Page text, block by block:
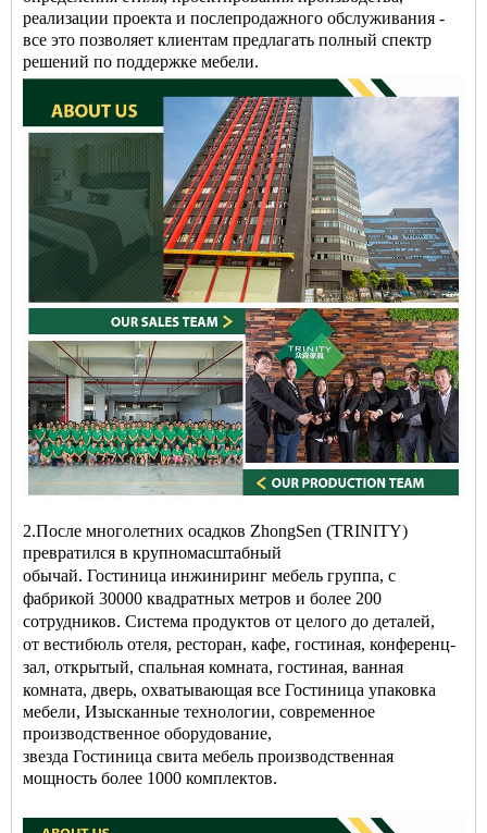
реализации проекта и послепродажного обслуживания -
все это позволяет клиентам предлагать полный спектр
решений по поддержке мебели.
2.После многолетних осадков ZhongSen (TRINITY)
превратился в крупномасштабный
обычай. Гостиница инжиниринг мебель группа, с
фабрикой 30000 квадратных метров и более 200
сотрудников. Система продуктов от целого до деталей,
от вестибюль отеля, ресторан, кафе, гостиная, конференц-
зал, открытый, спальная комната, гостиная, ванная
комната, дверь, охватывающая все Гостиница упаковка
мебели, Изысканные технологии, современное
производственное оборудование,
звезда Гостиница свита мебель производственная
мощность более 1000 комплектов.